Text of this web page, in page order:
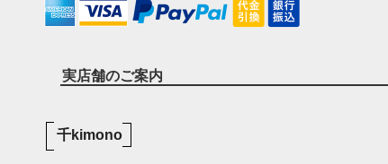
実店舗のご案内
千kimono